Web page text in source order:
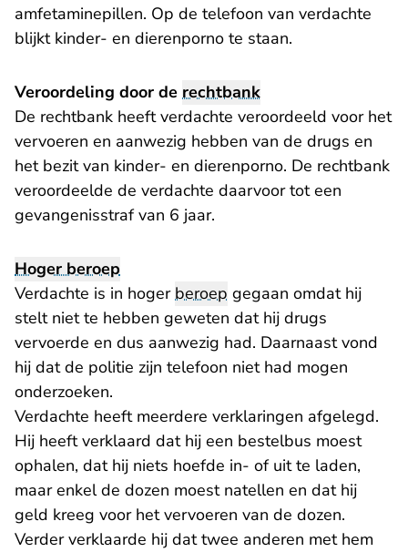
amfetaminepillen. Op de telefoon van verdachte
blijkt kinder- en dierenporno te staan.
Veroordeling door de rechtbank
De rechtbank heeft verdachte veroordeeld voor het
vervoeren en aanwezig hebben van de drugs en
het bezit van kinder- en dierenporno. De rechtbank
veroordeelde de verdachte daarvoor tot een
gevangenisstraf van 6 jaar.
Hoger beroep
Verdachte is in hogerberoep gegaan omdat hij
stelt niet te hebben geweten dat hij drugs
vervoerde en dus aanwezig had. Daarnaast vond
hij dat de politie zijn telefoon niet had mogen
onderzoeken.
Verdachte heeft meerdere verklaringen afgelegd.
Hij heeft verklaard dat hij een bestelbus moest
ophalen, dat hij niets hoefde in- of uit te laden,
maar enkel de dozen moest natellen en dat hij
geld kreeg voor het vervoeren van de dozen.
Verder verklaarde hij dat twee anderen met hem